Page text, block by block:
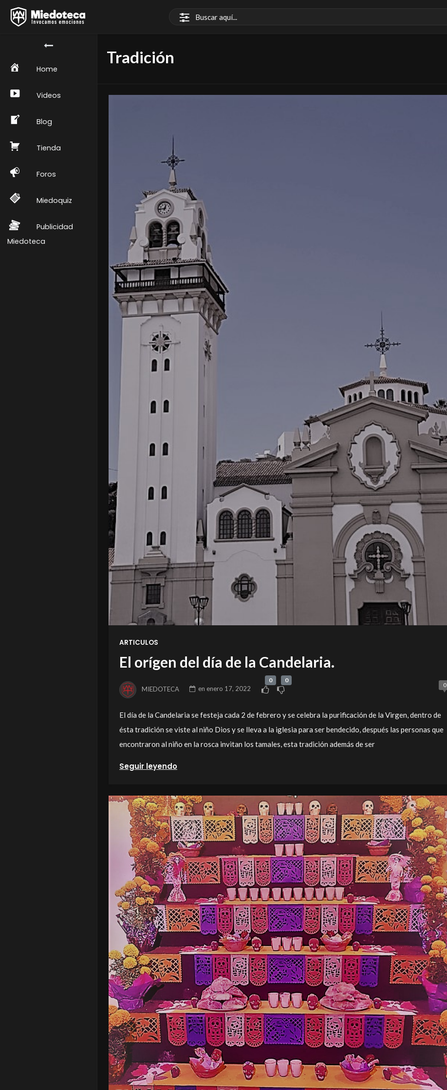
Home
Videos
Blog
Tienda
Foros
Miedoquiz
Publicidad
Miedoteca
Tradición
ARTICULOS
El orígen del día de la Candelaria.
MIEDOTECA en enero 17, 2022
0 0
0
El día de la Candelaria se festeja cada 2 de febrero y se celebra la purificación de la Virgen, dentro de
ésta tradición se viste al niño Dios y se lleva a la iglesia para ser bendecido, después las personas que
encontraron al niño en la rosca invitan los tamales, esta tradición además de ser
Seguir leyendo